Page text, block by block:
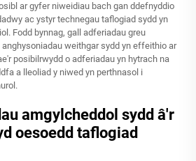
ar gyfer niweidiau bach gan ddefnyddio
ac ystyr technegau taflogiad sydd yn
Fodd bynnag, gall adferiadau greu
weithgar sydd yn effeithio ar
posibilrwydd o adferiadau yn hytrach na
a lleoliad y niwed yn perthnasol i
amgylcheddol sydd â'r
oesoedd taflogiad